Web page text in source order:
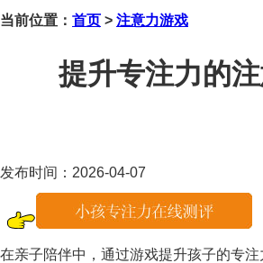
当前位置： 首页 > 注意力游戏
提升专注力的
发布时间：2026-04-07
在亲子陪伴中，通过游戏提升孩子的专